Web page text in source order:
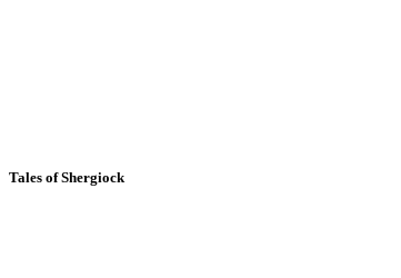
Tales of Shergiock